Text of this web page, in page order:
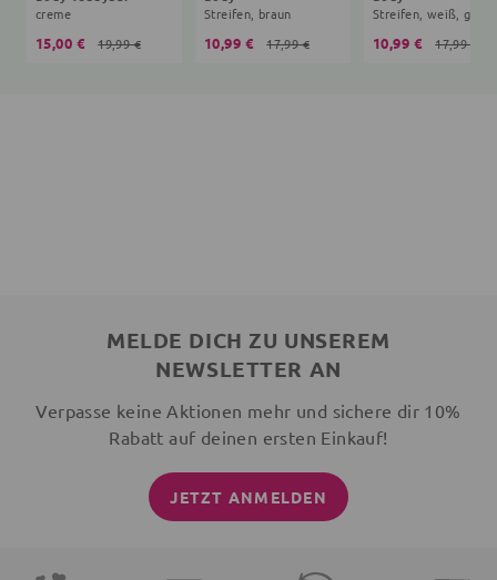
creme
15,00 € 19,99 €
Streifen, braun
10,99 € 17,99 €
Streifen, weiß, grau
10,99 € 17,99 €
MELDE DICH ZU UNSEREM
NEWSLETTER AN
Verpasse keine Aktionen mehr und sichere dir 10%
Rabatt auf deinen ersten Einkauf!
JETZT ANMELDEN